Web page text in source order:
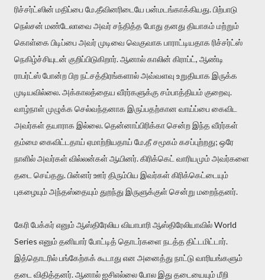
ரிச்சர்ட்ஸின் மதிப்பை மே.தீவினரிடையே பன்மடங்காக்கியது. பிற்பாடு
நெல்சன் மண்டேலாவை அவர் சந்தித்த போது தனது தியாகம் மற்றும்
கொள்கை பிடிப்பை அவர் முடிவை வெகுவாக பாராட்டியதாக ரிச்சர்ட்ஸ்
நெகிழ்ச்சியுடன் குறிப்பிடுகிறார். ஆனால் காலின் கிராப்ட், ஆண்டி
ராபர்ட்ஸ் போன்ற பிற நட்சத்திரங்களால் அவ்வளவு உறுதியாக இருக்க
முடியவில்லை. அக்காலத்தைய வீரர்களுக்கு சம்பாத்தியம் குறைவு.
வாழ்நாள் முழுக்க செல்வந்தனாக இருப்பதற்கான வாய்ப்பை கைவிட
அவர்கள் தயாராக இல்லை. தென்னாப்பிரிக்கா சென்ற இந்த வீரர்கள்
தம்மை கைவிட்டதாய் ஏமாற்றியதாய் மே.தீ சமூகம் கசப்புற்றது; ஒரே
நாளில் அவர்கள் வில்லன்கள் ஆயினர். கிரிக்கெட் வாரியமும் அவர்களை
தடை செய்தது. பின்னர் ஊர் திரும்பிய இவர்கள் கிரிக்கெட்டையும்
புகழையும் அந்தஸ்தையும் துறந்து இருளுக்குள் சென்று மறைந்தனர்.
கேரி பேக்கர் எனும் ஆஸ்திரேலிய வியாபாரி ஆஸ்திரேலியாவில் World
Series எனும் தனியார் போட்டித் தொடர்களை நடத்த திட்டமிட்டார்.
இத்தொடரில் பங்கேற்கக் கூடாது என அனைத்து நாட்டு வாரியங்களும்
தடை விதித்தனர். ஆனால் ஐசிஎல்லை போல இது தடையையும் மீறி